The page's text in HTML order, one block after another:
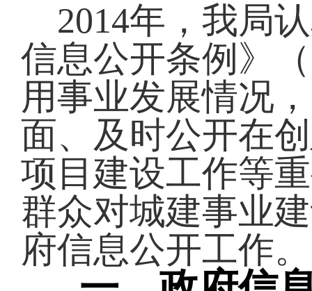
2014年，我局
信息公开条例》
用事业发展情况
面、及时公开在
项目建设工作等
群众对城建事业
府信息公开工作。